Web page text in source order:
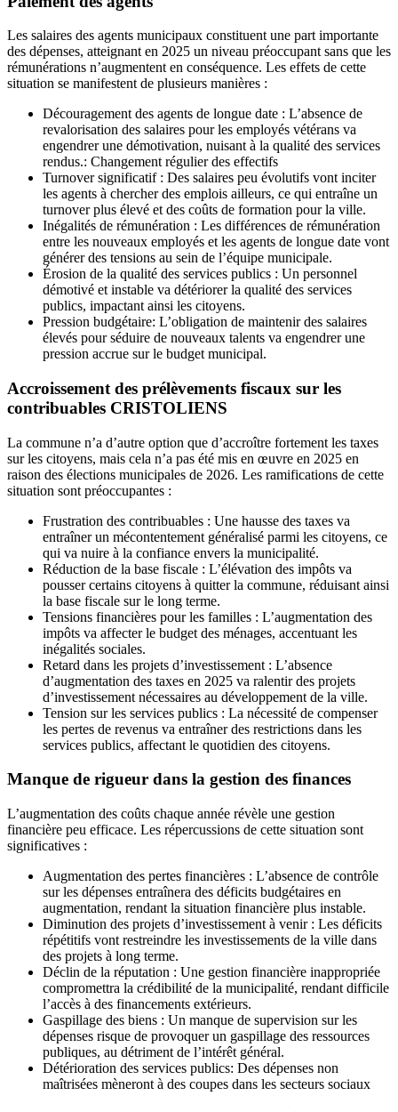
Les salaires des agents municipaux constituent une part importante
des dépenses, atteignant en 2025 un niveau préoccupant sans que les
rémunérations n’augmentent en conséquence. Les effets de cette
situation se manifestent de plusieurs manières :
Découragement des agents de longue date : L’absence de
revalorisation des salaires pour les employés vétérans va
engendrer une démotivation, nuisant à la qualité des services
rendus.: Changement régulier des effectifs
Turnover significatif : Des salaires peu évolutifs vont inciter
les agents à chercher des emplois ailleurs, ce qui entraîne un
turnover plus élevé et des coûts de formation pour la ville.
Inégalités de rémunération : Les différences de rémunération
entre les nouveaux employés et les agents de longue date vont
générer des tensions au sein de l’équipe municipale.
Érosion de la qualité des services publics : Un personnel
démotivé et instable va détériorer la qualité des services
publics, impactant ainsi les citoyens.
Pression budgétaire: L’obligation de maintenir des salaires
élevés pour séduire de nouveaux talents va engendrer une
pression accrue sur le budget municipal.
Accroissement des prélèvements fiscaux sur les
contribuables CRISTOLIENS
La commune n’a d’autre option que d’accroître fortement les taxes
sur les citoyens, mais cela n’a pas été mis en œuvre en 2025 en
raison des élections municipales de 2026. Les ramifications de cette
situation sont préoccupantes :
Frustration des contribuables : Une hausse des taxes va
entraîner un mécontentement généralisé parmi les citoyens, ce
qui va nuire à la confiance envers la municipalité.
Réduction de la base fiscale : L’élévation des impôts va
pousser certains citoyens à quitter la commune, réduisant ainsi
la base fiscale sur le long terme.
Tensions financières pour les familles : L’augmentation des
impôts va affecter le budget des ménages, accentuant les
inégalités sociales.
Retard dans les projets d’investissement : L’absence
d’augmentation des taxes en 2025 va ralentir des projets
d’investissement nécessaires au développement de la ville.
Tension sur les services publics : La nécessité de compenser
les pertes de revenus va entraîner des restrictions dans les
services publics, affectant le quotidien des citoyens.
Manque de rigueur dans la gestion des finances
L’augmentation des coûts chaque année révèle une gestion
financière peu efficace. Les répercussions de cette situation sont
significatives :
Augmentation des pertes financières : L’absence de contrôle
sur les dépenses entraînera des déficits budgétaires en
augmentation, rendant la situation financière plus instable.
Diminution des projets d’investissement à venir : Les déficits
répétitifs vont restreindre les investissements de la ville dans
des projets à long terme.
Déclin de la réputation : Une gestion financière inappropriée
compromettra la crédibilité de la municipalité, rendant difficile
l’accès à des financements extérieurs.
Gaspillage des biens : Un manque de supervision sur les
dépenses risque de provoquer un gaspillage des ressources
publiques, au détriment de l’intérêt général.
Détérioration des services publics: Des dépenses non
maîtrisées mèneront à des coupes dans les secteurs sociaux